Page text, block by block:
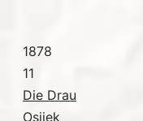
1878
11
Die Drau
Osijek